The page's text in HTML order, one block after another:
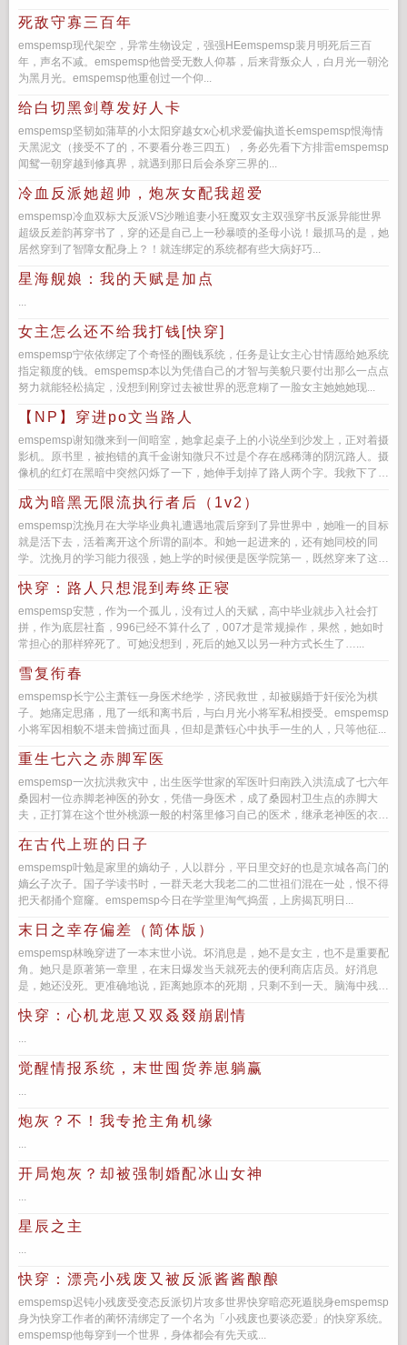
死敌守寡三百年
emspemsp现代架空，异常生物设定，强强HEemspemsp裴月明死后三百
年，声名不减。emspemsp他曾受无数人仰慕，后来背叛众人，白月光一朝沦
为黑月光。emspemsp他重创过一个仰...
给白切黑剑尊发好人卡
emspemsp坚韧如蒲草的小太阳穿越女x心机求爱偏执道长emspemsp恨海情
天黑泥文（接受不了的，不要看分卷三四五），务必先看下方排雷emspemsp
闻鸳一朝穿越到修真界，就遇到那日后会杀穿三界的...
冷血反派她超帅，炮灰女配我超爱
emspemsp冷血双标大反派VS沙雕追妻小狂魔双女主双强穿书反派异能世界
超级反差韵苒穿书了，穿的还是自己上一秒暴喷的圣母小说！最抓马的是，她
居然穿到了智障女配身上？！就连绑定的系统都有些大病好巧...
星海舰娘：我的天赋是加点
...
女主怎么还不给我打钱[快穿]
emspemsp宁依依绑定了个奇怪的圈钱系统，任务是让女主心甘情愿给她系统
指定额度的钱。emspemsp本以为凭借自己的才智与美貌只要付出那么一点点
努力就能轻松搞定，没想到刚穿过去被世界的恶意糊了一脸女主她她她现...
【NP】穿进po文当路人
emspemsp谢知微来到一间暗室，她拿起桌子上的小说坐到沙发上，正对着摄
影机。原书里，被抱错的真千金谢知微只不过是个存在感稀薄的阴沉路人。摄
像机的红灯在黑暗中突然闪烁了一下，她伸手划掉了路人两个字。我救下了本
成为暗黑无限流执行者后（1v2）
emspemsp沈挽月在大学毕业典礼遭遇地震后穿到了异世界中，她唯一的目标
就是活下去，活着离开这个所谓的副本。和她一起进来的，还有她同校的同
学。沈挽月的学习能力很强，她上学的时候便是医学院第一，既然穿来了这个
快穿：路人只想混到寿终正寝
emspemsp安慧，作为一个孤儿，没有过人的天赋，高中毕业就步入社会打
拼，作为底层社畜，996已经不算什么了，007才是常规操作，果然，她如时
常担心的那样猝死了。可她没想到，死后的她又以另一种方式长生了…...
雪复衔春
emspemsp长宁公主萧钰一身医术绝学，济民救世，却被赐婚于奸佞沦为棋
子。她痛定思痛，甩了一纸和离书后，与白月光小将军私相授受。emspemsp
小将军因相貌不堪未曾摘过面具，但却是萧钰心中执手一生的人，只等他征...
重生七六之赤脚军医
emspemsp一次抗洪救灾中，出生医学世家的军医叶归南跌入洪流成了七六年
桑园村一位赤脚老神医的孙女，凭借一身医术，成了桑园村卫生点的赤脚大
夫，正打算在这个世外桃源一般的村落里修习自己的医术，继承老神医的衣
在古代上班的日子
emspemsp叶勉是家里的嫡幼子，人以群分，平日里交好的也是京城各高门的
嫡幺子次子。国子学读书时，一群天老大我老二的二世祖们混在一处，恨不得
把天都捅个窟窿。emspemsp今日在学堂里淘气捣蛋，上房揭瓦明日...
末日之幸存偏差（简体版）
emspemsp林晚穿进了一本末世小说。坏消息是，她不是女主，也不是重要配
角。她只是原著第一章里，在末日爆发当天就死去的便利商店店员。好消息
是，她还没死。更准确地说，距离她原本的死期，只剩不到一天。脑海中残缺
快穿：心机龙崽又双叒叕崩剧情
...
觉醒情报系统，末世囤货养崽躺赢
...
炮灰？不！我专抢主角机缘
...
开局炮灰？却被强制婚配冰山女神
...
星辰之主
...
快穿：漂亮小残废又被反派酱酱酿酿
emspemsp迟钝小残废受变态反派切片攻多世界快穿暗恋死遁脱身emspemsp
身为快穿工作者的蔺怀清绑定了一个名为「小残废也要谈恋爱」的快穿系统。
emspemsp他每穿到一个世界，身体都会有先天或...